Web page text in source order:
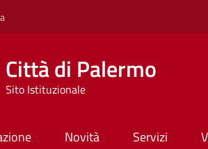
Città di Palermo
Sito Istituzionale
Novità Servizi